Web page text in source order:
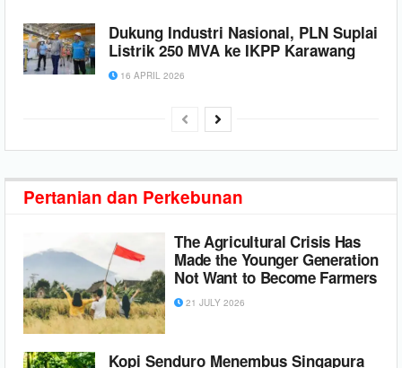
Dukung Industri Nasional, PLN Suplai
Listrik 250 MVA ke IKPP Karawang
16 APRIL 2026
Pertanian dan Perkebunan
The Agricultural Crisis Has
Made the Younger Generation
Not Want to Become Farmers
21 JULY 2026
Kopi Senduro Menembus Singapura